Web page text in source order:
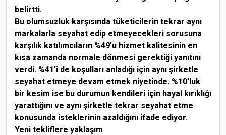
belirtti.
Bu olumsuzluk karşısında tüketicilerin tekrar aynı
markalarla seyahat edip etmeyecekleri sorusuna
karşılık katılımcıların %49’u hizmet kalitesinin en
kısa zamanda normale dönmesi gerektiği yanıtını
verdi. %41’i de koşulları anladığı için aynı şirketle
seyahat etmeye devam etmek niyetinde. %10’luk
bir kesim ise bu durumun kendileri için hayal kırıklığı
yarattığını ve aynı şirketle tekrar seyahat etme
konusunda isteklerinin azaldığını ifade ediyor.
Yeni tekliflere yaklaşım